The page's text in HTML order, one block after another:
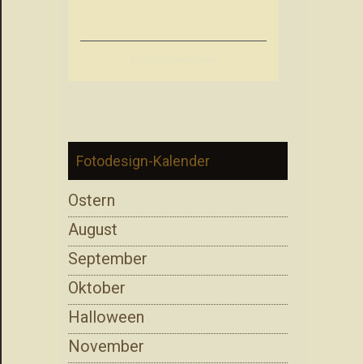
Fotodesign-Kalender
Ostern
August
September
Oktober
Halloween
November